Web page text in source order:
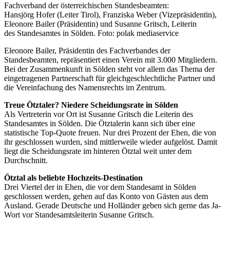
Fachverband der österreichischen Standesbeamten:
Hansjörg Hofer (Leiter Tirol), Franziska Weber (Vizepräsidentin),
Eleonore Bailer (Präsidentin) und Susanne Gritsch, Leiterin
des Standesamtes in Sölden. Foto: polak mediaservice
Eleonore Bailer, Präsidentin des Fachverbandes der
Standesbeamten, repräsentiert einen Verein mit 3.000 Mitgliedern.
Bei der Zusammenkunft in Sölden steht vor allem das Thema der
eingetragenen Partnerschaft für gleichgeschlechtliche Partner und
die Vereinfachung des Namensrechts im Zentrum.
Treue Ötztaler? Niedere Scheidungsrate in Sölden
Als Vertreterin vor Ort ist Susanne Gritsch die Leiterin des
Standesamtes in Sölden. Die Ötztalerin kann sich über eine
statistische Top-Quote freuen. Nur drei Prozent der Ehen, die von
ihr geschlossen wurden, sind mittlerweile wieder aufgelöst. Damit
liegt die Scheidungsrate im hinteren Ötztal weit unter dem
Durchschnitt.
Ötztal als beliebte Hochzeits-Destination
Drei Viertel der in Ehen, die vor dem Standesamt in Sölden
geschlossen werden, gehen auf das Konto von Gästen aus dem
Ausland. Gerade Deutsche und Holländer geben sich gerne das Ja-
Wort vor Standesamtsleiterin Susanne Gritsch.